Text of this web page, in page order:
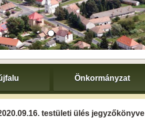
Önkormányzat
testületi ülés jegyzőkönyve